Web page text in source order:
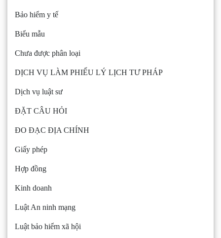
Bảo hiểm y tế
Biểu mẫu
Chưa được phân loại
DỊCH VỤ LÀM PHIẾU LÝ LỊCH TƯ PHÁP
Dịch vụ luật sư
ĐẶT CÂU HỎI
ĐO ĐẠC ĐỊA CHÍNH
Giấy phép
Hợp đồng
Kinh doanh
Luật An ninh mạng
Luật bảo hiểm xã hội